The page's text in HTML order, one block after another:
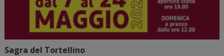
Sagra del Tortellino